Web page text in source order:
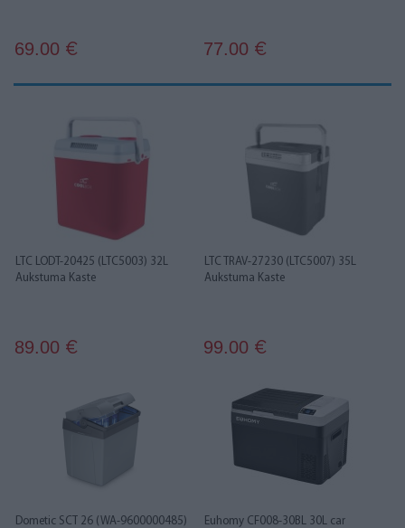
69.00 € 77.00 €
LTC LODT-20425 (LTC5003) 32L
Aukstuma Kaste
89.00 €
LTC TRAV-27230 (LTC5007) 35L
Aukstuma Kaste
99.00 €
Dometic SCT 26 (WA-9600000485)
Euhomy CF008-30BL 30L car